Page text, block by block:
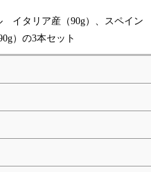
イタリア産（90g）、スペイン
）の3本セット